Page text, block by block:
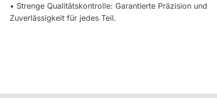
• Strenge Qualitätskontrolle: Garantierte Präzision und
Zuverlässigkeit für jedes Teil.